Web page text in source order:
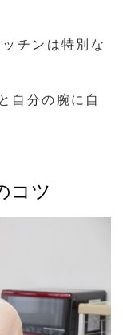
チンは特別な
自分の腕に自
コツ